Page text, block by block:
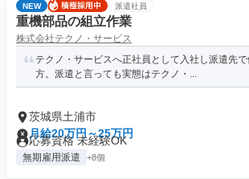
NEW 派遣社員
重機部品の組立作業
株式会社テクノ・サービス
テクノ・サービスへ正社員として入社し派遣先
方。派遣と言っても実態はテクノ・...
茨城県土浦市
月給20万円～25万円
応募資格 未経験OK
無期雇用派遣 +8個